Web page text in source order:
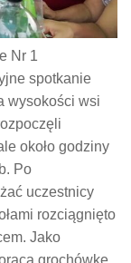
Nr 1
spotkanie
wysokości wsi
około godziny
Po
uczestnicy
rozciągnięto
Jako